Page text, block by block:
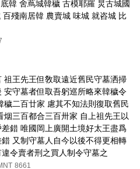
韓 舍蔦城韓穢 古模耶羅 炅古城國
殘南居韓 農賣城 味城 就咨城 比
祖王先王但敎取遠近舊民守墓洒掃
守墓者但取吾躬巡所略來韓穢令
二百廿家 慮其不知法則復取舊民
三百都合三百卅家 自上祖先王以
錯 唯國岡上廣開土境好太王盡爲
又制守墓人自今以後不得更相轉
令賣者刑之買人制令守墓之
8661